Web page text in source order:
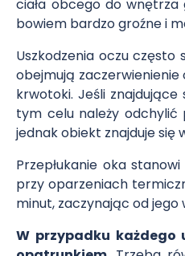
ciała obcego do wnętrza
bowiem bardzo groźne i
Uszkodzenia oczu
obejmują zaczerwienienie
krwotoki. Jeśli
tym celu należy odchylić
jednak obiekt znajduje się
Przepłukanie oka
przy oparzeniach
minut, zaczynając od
W przypadku każdego